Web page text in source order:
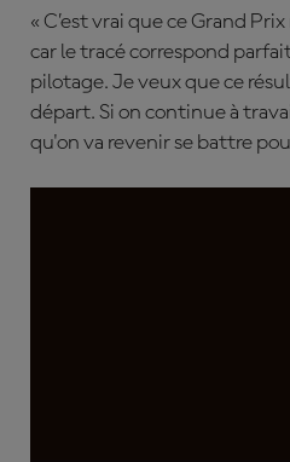
« C’est vrai que ce Grand
car le tracé correspond
pilotage. Je veux que ce
départ. Si on continue à
qu'on va revenir se battre